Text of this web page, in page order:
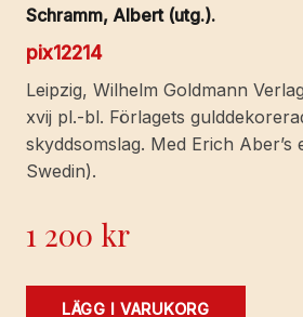
Schramm, Albert (utg.).
pix12214
Leipzig, Wilhelm Goldmann
xvij pl.-bl. Förlagets
skyddsomslag. Med Erich
Swedin).
1 200 kr
Taschenbuch
LÄGG I VARUKORG